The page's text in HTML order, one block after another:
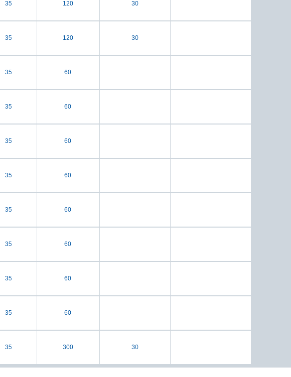
35 120 30
35 120 30
35 60
35 60
35 60
35 60
35 60
35 60
35 60
35 60
35 300 30